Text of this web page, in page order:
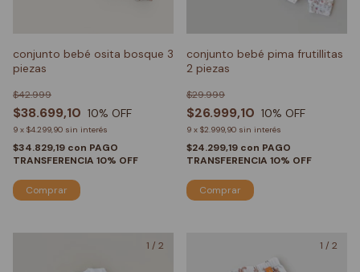
conjunto bebé osita bosque 3
piezas
$38.699,10
$42.999
10% OFF
9 x $4.299,90 sin interés
$34.829,19 con PAGO
TRANSFERENCIA 10% OFF
Comprar
conjunto bebé pima frutillitas
2 piezas
$26.999,10
$29.999
10% OFF
9 x $2.999,90 sin interés
$24.299,19 con PAGO
TRANSFERENCIA 10% OFF
Comprar
1 / 2 1 / 2